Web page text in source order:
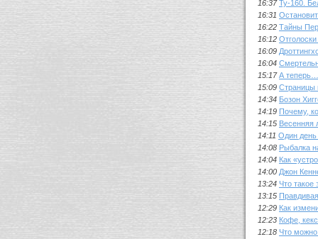
16:37 Ту-160.
16:31
16:22 Тайны
16:12
16:09
16:04
15:17 А
15:09 Страницы
14:34 Бозон
14:19 Почему,
14:15 Весенняя
14:11 Один день
14:08 Рыбалка
14:04 Как
14:00 Джон
13:24 Что такое
13:15
12:29 Как
12:23 Кофе,
12:18 Что можно